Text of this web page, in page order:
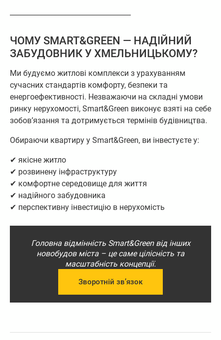
ЧОМУ SMART&GREEN — НАДІЙНИЙ
ЗАБУДОВНИК У ХМЕЛЬНИЦЬКОМУ?
Ми будуємо житлові комплекси з урахуванням
сучасних стандартів комфорту, безпеки та
енергоефективності. Незважаючи на складні умови
ринку нерухомості, Smart&Green виконує взяті на себе
зобов’язання та дотримується термінів будівництва.
Обираючи квартиру у Smart&Green, ви інвестуєте у:
✔ якісне житло
✔ розвинену інфраструктуру
✔ комфортне середовище для життя
✔ надійного забудовника
✔ перспективну інвестицію в нерухомість
Головна відмінність Smart&Green від інших
новобудов міста – це саме цілісність та
масштабність концепції.
Зворотній зв’язок